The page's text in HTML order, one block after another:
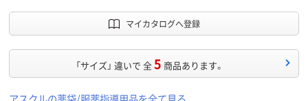
マイカタログへ登録
「サイズ」 違いで 全5 商品あります。